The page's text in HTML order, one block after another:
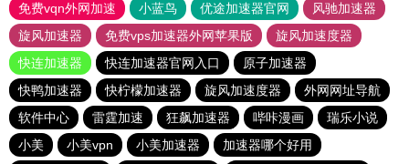
免费vqn外网加速
小蓝鸟 优途加速器官网
风驰加速器
旋风加速器
免费vps加速器外网苹果版
旋风加速度器
快连加速器
快连加速器官网入口
原子加速器
快鸭加速器
快柠檬加速器 旋风加速度器
外网网址导航
软件中心
雷霆加速 狂飙加速器 哔咔漫画
瑞乐小说
小美
小美vpn 小美加速器
加速器哪个好用